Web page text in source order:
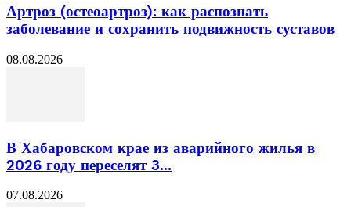
Артроз (остеоартроз): как распознать
заболевание и сохранить подвижность суставов
08.08.2026
В Хабаровском крае из аварийного жилья в
2026 году переселят 3...
07.08.2026